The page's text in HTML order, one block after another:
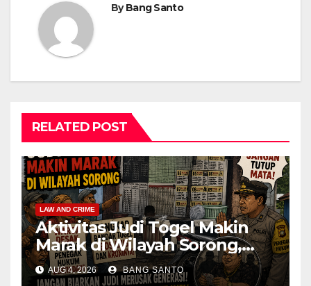
ByBang Santo
RELATED POST
LAW AND CRIME
Aktivitas Judi Togel Makin
Marak di Wilayah Sorong,
Warga Desak Aparat Segera
Tangkap Bandar Luis dan
AUG 4, 2026 BANG SANTO